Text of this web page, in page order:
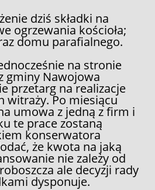
dziś składki na
ogrzewania kościoła;
domu parafialnego.
na stronie
gminy Nawojowa
przetarg na realizacje
witraży. Po miesiącu
umowa z jedną z firm i
te prace zostaną
konserwatora
że kwota na jaką
nie zależy od
ale decyzji rady
dysponuje.